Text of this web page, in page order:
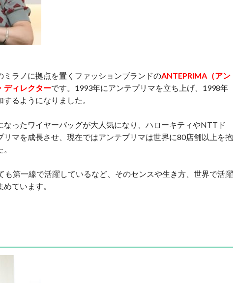
ラノに拠点を置くファッションブランドのANTEPRIMA（アン
ディレクターです。1993年にアンテプリマを立ち上げ、1998年
るようになりました。
なったワイヤーバッグが大人気になり、ハローキティやNTTド
リマを成長させ、現在ではアンテプリマは世界に80店舗以上を抱
も第一線で活躍しているなど、そのセンスや生き方、世界で活躍
ています。